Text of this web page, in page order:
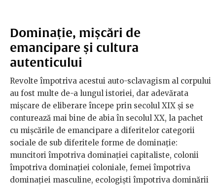
Dominație, mișcări de
emancipare și cultura
autenticului
Revolte împotriva acestui auto-sclavagism al corpului
au fost multe de-a lungul istoriei, dar adevărata
mișcare de eliberare începe prin secolul XIX și se
conturează mai bine de abia în secolul XX, la pachet
cu mișcările de emancipare a diferitelor categorii
sociale de sub diferitele forme de dominație:
muncitori împotriva dominației capitaliste, colonii
împotriva dominației coloniale, femei împotriva
dominației masculine, ecologiști împotriva dominării